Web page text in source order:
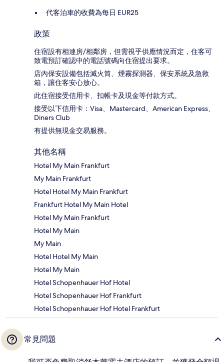
代客泊車的收費為每日 EUR25
政策
住宿設有相連房/相鄰房，但需視乎供應情況而定，住客可
致電預訂確認中的電話號碼向住宿提出要求。
店內保安設備包括滅火筒、煙霧探測器、保安系統及急救
箱，讓住客安心放心。
此住宿接受信用卡、扣帳卡及現金等付款方式。
接受以下信用卡：Visa、Mastercard、American Express、
Diners Club
有提供無現金交易服務。
其他名稱
Hotel My Main Frankfurt
My Main Frankfurt
Hotel Hotel My Main Frankfurt
Frankfurt Hotel My Main Hotel
Hotel My Main Frankfurt
Hotel My Main
My Main
Hotel Hotel My Main
Hotel My Main
Hotel Schopenhauer Hof Hotel
Hotel Schopenhauer Hof Frankfurt
Hotel Schopenhauer Hof Hotel Frankfurt
常見問題